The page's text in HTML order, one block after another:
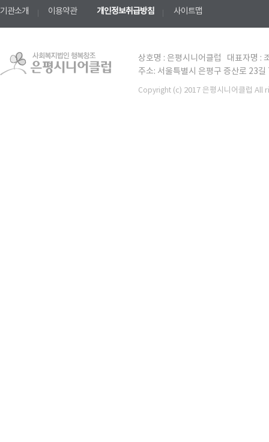
기관소개 이용약관 개인정보취급방침 사이트맵
상호명 : 은평시니어클럽 대표자명
주소: 서울특별시 은평구 증산로
Copyright (c) 2017 은평시니어클럽